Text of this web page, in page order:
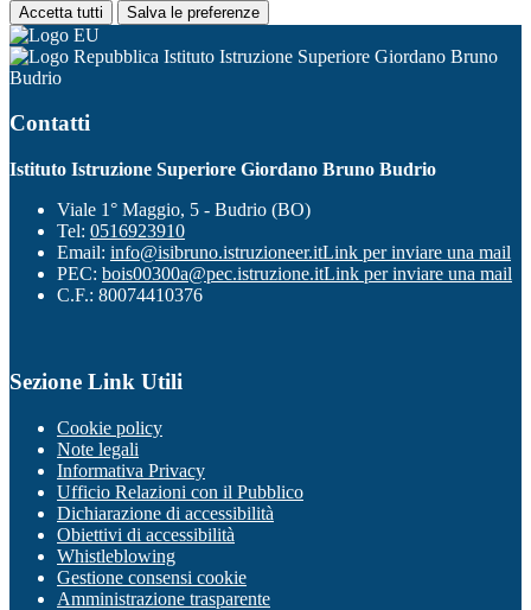
Accetta tutti Salva le preferenze
Istituto Istruzione Superiore Giordano Bruno
Budrio
Contatti
Istituto Istruzione Superiore Giordano Bruno Budrio
Viale 1° Maggio, 5 - Budrio (BO)
Tel: 0516923910
Email: info@isibruno.istruzioneer.itLink per inviare una mail
PEC: bois00300a@pec.istruzione.itLink per inviare una mail
C.F.: 80074410376
Sezione Link Utili
Cookie policy
Note legali
Informativa Privacy
Ufficio Relazioni con il Pubblico
Dichiarazione di accessibilità
Obiettivi di accessibilità
Whistleblowing
Gestione consensi cookie
Amministrazione trasparente